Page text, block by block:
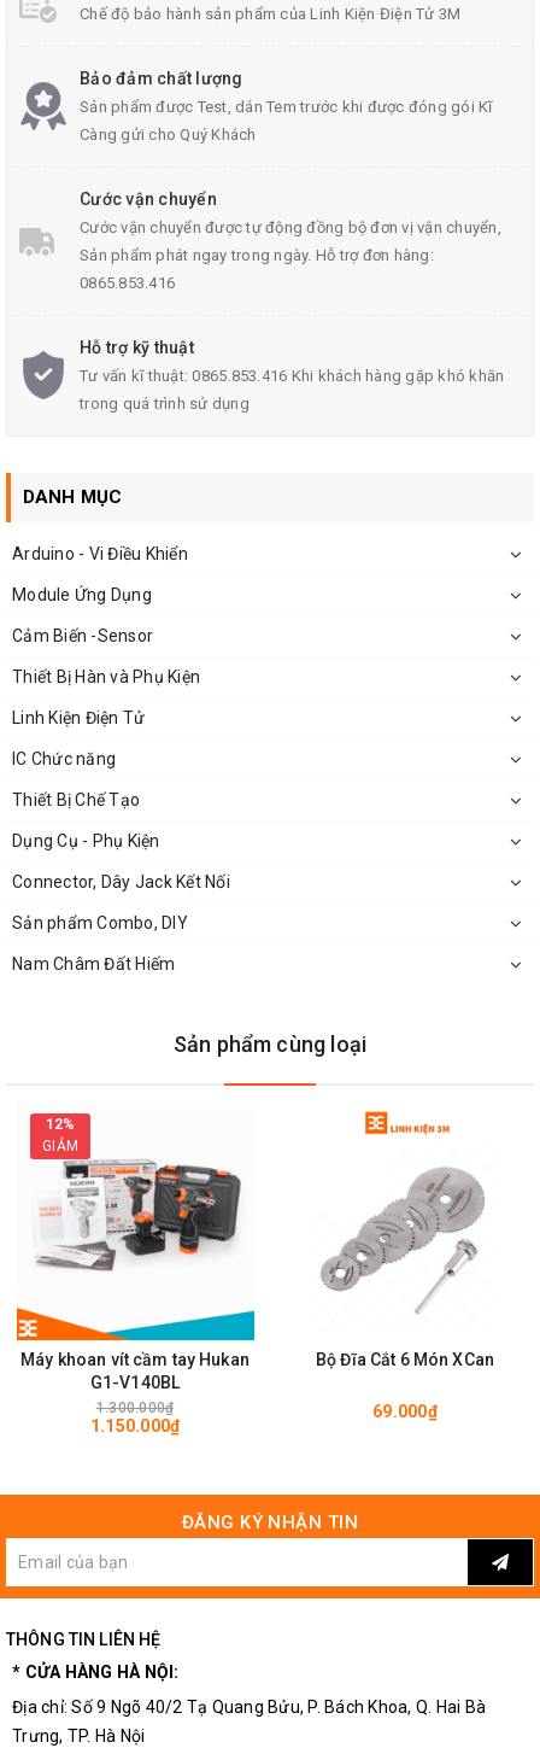
Chế độ bảo hành sản phẩm của Linh Kiện Điện Tử 3M
Bảo đảm chất lượng
Sản phẩm được Test, dán Tem trước khi được đóng gói Kĩ
Càng gửi cho Quý Khách
Cước vận chuyển
Cước vận chuyển được tự động đồng bộ đơn vị vận chuyển,
Sản phẩm phát ngay trong ngày. Hỗ trợ đơn hàng:
0865.853.416
Hỗ trợ kỹ thuật
Tư vấn kĩ thuật: 0865.853.416 Khi khách hàng gặp khó khăn
trong quá trình sử dụng
DANH MỤC
Arduino - Vi Điều Khiển
Module Ứng Dụng
Cảm Biến -Sensor
Thiết Bị Hàn và Phụ Kiện
Linh Kiện Điện Tử
IC Chức năng
Thiết Bị Chế Tạo
Dụng Cụ - Phụ Kiện
Connector, Dây Jack Kết Nối
Sản phẩm Combo, DIY
Nam Châm Đất Hiếm
Sản phẩm cùng loại
12%
GIẢM
Máy khoan vít cầm tay Hukan
G1-V140BL
1.300.000₫
1.150.000₫
Bộ Đĩa Cắt 6 Món XCan
69.000₫
ĐĂNG KÝ NHẬN TIN
THÔNG TIN LIÊN HỆ
* CỬA HÀNG HÀ NỘI:
Địa chỉ: Số 9 Ngõ 40/2 Tạ Quang Bửu, P. Bách Khoa, Q. Hai Bà
Trưng, TP. Hà Nội